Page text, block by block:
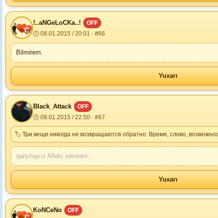
!..aNGeLoCKa..!
OFF
🕒 08.01.2015 / 20:01 · #66
Bilmirem.
Yuxarı
Black_Attack
OFF
🕒 08.01.2015 / 22:50 · #67
🏷 Три вещи никогда не возвращаются обратно: Время, слово,
qarşılıqsız Allahı sevirəm..
Yuxarı
KoNCeNo
OFF